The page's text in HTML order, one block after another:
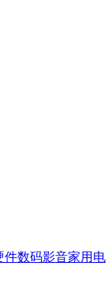
件数码影音家用电